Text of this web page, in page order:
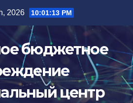
2026 10:01:14 PM
бюджетное
центр